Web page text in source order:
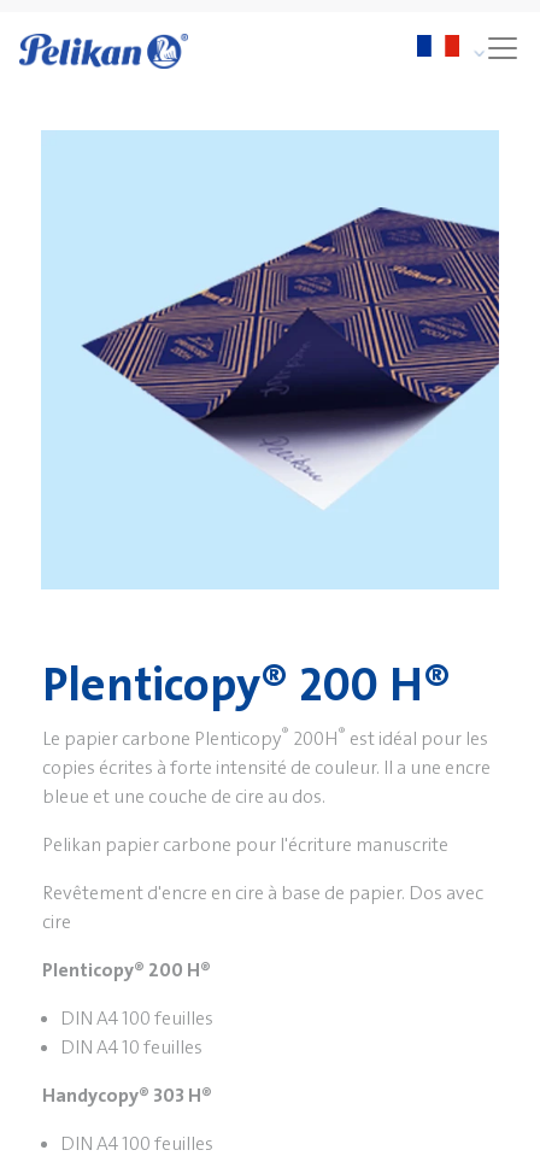
Plenticopy® 200 H®
Le papier carbone Plenticopy® 200H® est idéal pour les
copies écrites à forte intensité de couleur. Il a une encre
bleue et une couche de cire au dos.
Pelikan papier carbone pour l'écriture manuscrite
Revêtement d'encre en cire à base de papier. Dos avec
cire
Plenticopy® 200 H®
DIN A4 100 feuilles
DIN A4 10 feuilles
Handycopy® 303 H®
DIN A4 100 feuilles